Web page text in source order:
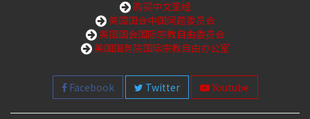
购买中文圣经
美国国会中国问题委员会
美国国会国际宗教自由委员会
美国国务院国际宗教自由办公室
Facebook Twitter Youtube